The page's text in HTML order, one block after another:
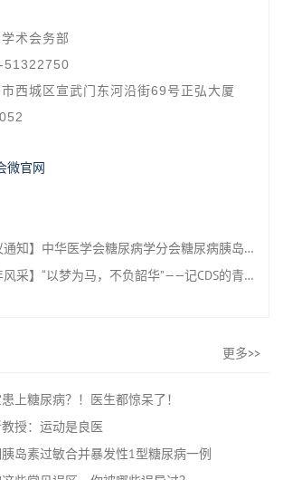
术会务部
51322750
西城区宣武门东河沿街69号正弘大厦
微官网
】中华医学会糖尿病学分会糖尿病胰岛调控与再生医学学组2021年学术年会
风采】“以梦为马，不负韶华”——记CDS的青年人臧丽
更多>>
上糖尿病？！医生都惊呆了！
授：运动是良医
胰岛素过敏合并暴发性1型糖尿病一例